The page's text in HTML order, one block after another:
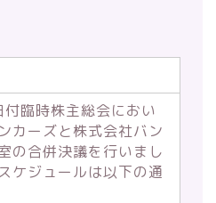
臨時株主総会におい
カーズと株式会社バン
の合併決議を行いまし
ケジュールは以下の通